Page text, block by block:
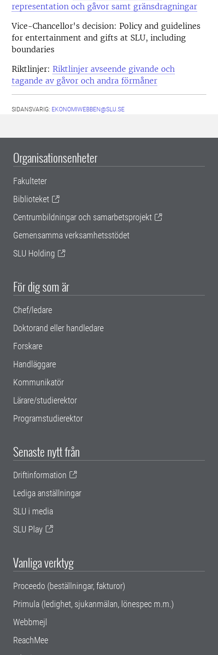
representation och gåvor samt gränsdragningar
Vice-Chancellor's decision: Policy and guidelines
for entertainment and gifts at SLU, including
boundaries
Riktlinjer: Riktlinjer avseende givande och
tagande av gåvor och andra förmåner
SIDANSVARIG: EKONOMIWEBBEN@SLU.SE
Organisationsenheter
Fakulteter
Biblioteket
Centrumbildningar och samarbetsprojekt
Gemensamma verksamhetsstödet
SLU Holding
För dig som är
Chef/ledare
Doktorand eller handledare
Forskare
Handläggare
Kommunikatör
Lärare/studierektor
Programstudierektor
Senaste nytt från
Driftinformation
Lediga anställningar
SLU i media
SLU Play
Vanliga verktyg
Proceedo (beställningar, fakturor)
Primula (ledighet, sjukanmälan, lönespec m.m.)
Webbmejl
ReachMee